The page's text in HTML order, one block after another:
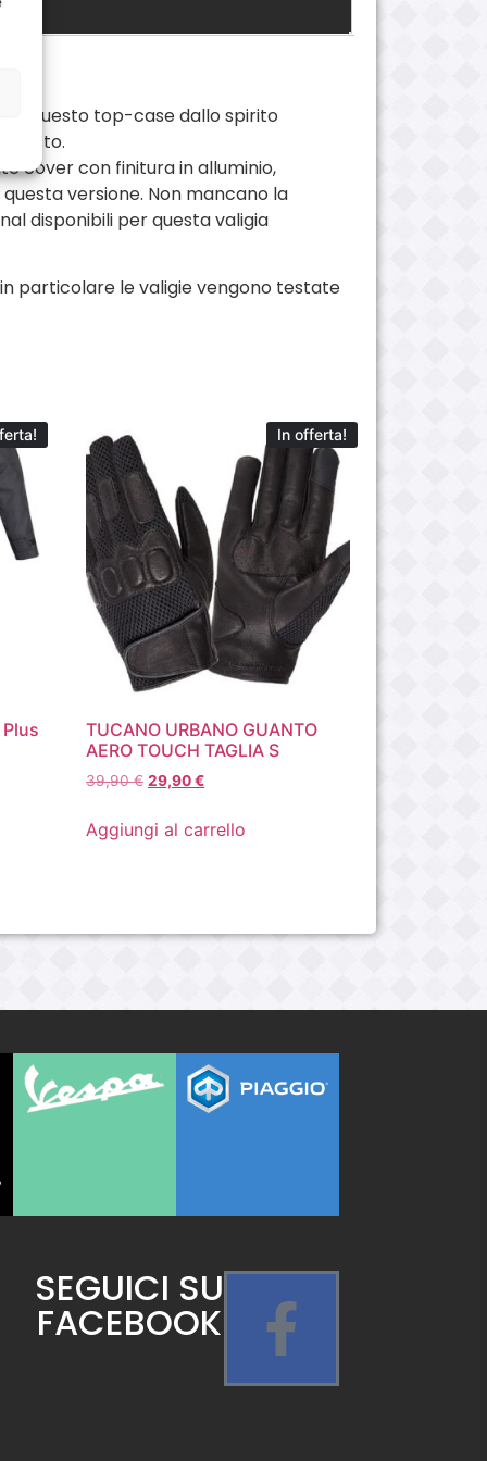
questo top-case dallo spirito
cover con finitura in alluminio,
versione. Non mancano la
disponibili per questa valigia
particolare le valigie vengono testate
In offerta!
TUCANO URBANO GUANTO
AERO TOUCH TAGLIA S
39,90€ 29,90€
Aggiungi al carrello
SEGUICI SU
FACEBOOK